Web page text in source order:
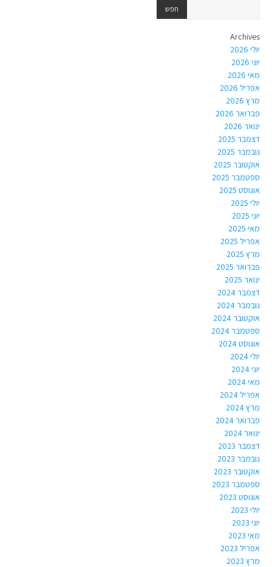
Archives
יולי 2026
יוני 2026
מאי 2026
אפריל 2026
מרץ 2026
פברואר 2026
ינואר 2026
דצמבר 2025
נובמבר 2025
אוקטובר 2025
ספטמבר 2025
אוגוסט 2025
יולי 2025
יוני 2025
מאי 2025
אפריל 2025
מרץ 2025
פברואר 2025
ינואר 2025
דצמבר 2024
נובמבר 2024
אוקטובר 2024
ספטמבר 2024
אוגוסט 2024
יולי 2024
יוני 2024
מאי 2024
אפריל 2024
מרץ 2024
פברואר 2024
ינואר 2024
דצמבר 2023
נובמבר 2023
אוקטובר 2023
ספטמבר 2023
אוגוסט 2023
יולי 2023
יוני 2023
מאי 2023
אפריל 2023
מרץ 2023